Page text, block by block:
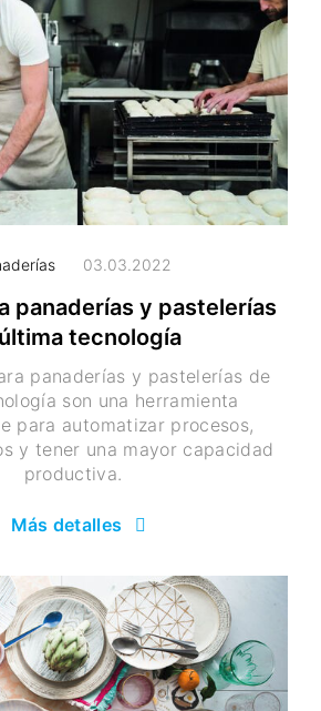
03.03.2022
panaderías y pastelerías
tecnología
panaderías y pastelerías de
son una herramienta
para automatizar procesos,
y tener una mayor capacidad
productiva.
Más detalles